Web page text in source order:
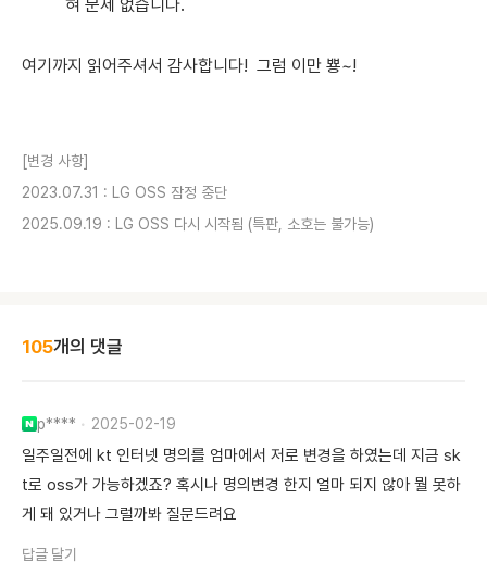
혀 문제 없습니다.
여기까지 읽어주셔서 감사합니다! 그럼 이만 뿅~!
[변경 사항]
2023.07.31 : LG OSS 잠정 중단
2025.09.19 : LG OSS 다시 시작됨 (특판, 소호는 불가능)
105개의 댓글
p**** 2025-02-19
일주일전에 kt 인터넷 명의를 엄마에서 저로 변경을 하였는데 지금 sk
t로 oss가 가능하겠죠? 혹시나 명의변경 한지 얼마 되지 않아 뭘 못하
게 돼 있거나 그럴까봐 질문드려요
답글 달기